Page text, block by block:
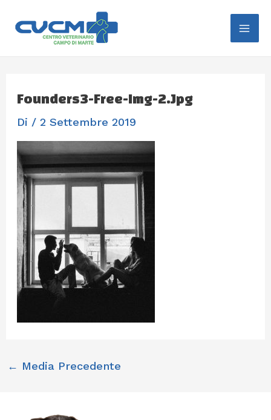
Founders3-Free-Img-2.jpg
Di /2 Settembre 2019
Articoli
← Media Precedente